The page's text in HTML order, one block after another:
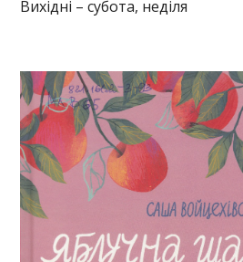
Вихідні – субота, неділя